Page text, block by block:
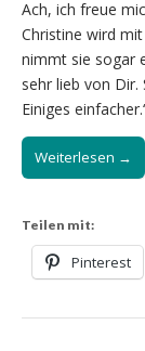
Ach, ich freue
Christine wird
nimmt sie sogar
sehr lieb von
Einiges
Weiterlesen →
Teilen mit:
Pinterest